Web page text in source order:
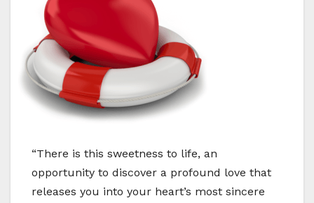
“There is this sweetness to life, an
opportunity to discover a profound love that
releases you into your heart’s most sincere